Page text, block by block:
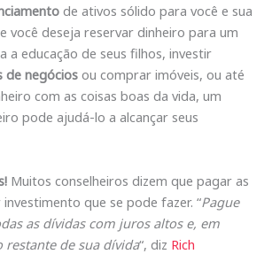
de ativos sólido para você e sua
você deseja reservar dinheiro para um
a educação de seus filhos, investir
de negócios ou comprar imóveis, ou até
com as coisas boas da vida, um
pode ajudá-lo a alcançar seus
Muitos conselheiros dizem que pagar as
que se pode fazer. “Pague
as dívidas com juros altos e, em
restante de sua dívida“, diz Rich